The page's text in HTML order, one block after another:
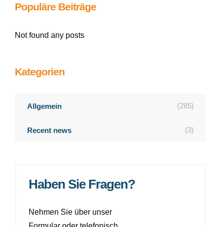
Populäre Beiträge
Not found any posts
Kategorien
Allgemein (285)
Recent news (3)
Haben Sie Fragen?
Nehmen Sie über unser